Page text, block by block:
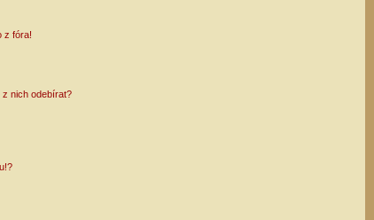
z fóra!
z nich odebírat?